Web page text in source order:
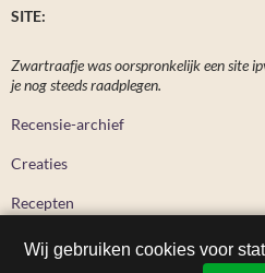
SITE:
Zwartraafje was oorspronkelijk een site
je nog steeds raadplegen.
Recensie-archief
Creaties
Recepten
Wij gebruiken cookies voor